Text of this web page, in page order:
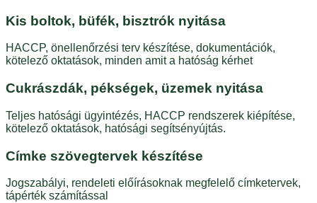
Kis boltok, büfék, bisztrók nyitása
HACCP, önellenőrzési terv készítése, dokumentációk,
kötelező oktatások, minden amit a hatóság kérhet
Cukrászdák, pékségek, üzemek nyitása
Teljes hatósági ügyintézés, HACCP rendszerek kiépítése,
kötelező oktatások, hatósági segítsényújtás.
Címke szövegtervek készítése
Jogszabályi, rendeleti előírásoknak megfelelő címketervek,
tápérték számítással